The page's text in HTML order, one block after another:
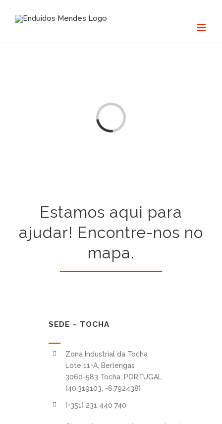
content
Loading...
Estamos aqui para
ajudar! Encontre-nos no
mapa.
SEDE – TOCHA
Zona Industrial da Tocha
Lote 11-A, Berlengas
3060-583 Tocha, PORTUGAL
(40.319103, -8.792438)
(+351) 231 440 740